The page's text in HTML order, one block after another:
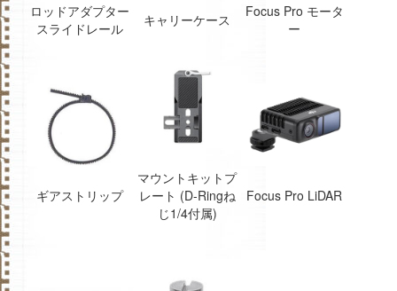
ロッドアダプター
スライドレール
キャリーケース
Focus Pro モータ
ー
ギアストリップ
マウントキットプ
レート (D-Ringね
じ1/4付属)
Focus Pro LiDAR